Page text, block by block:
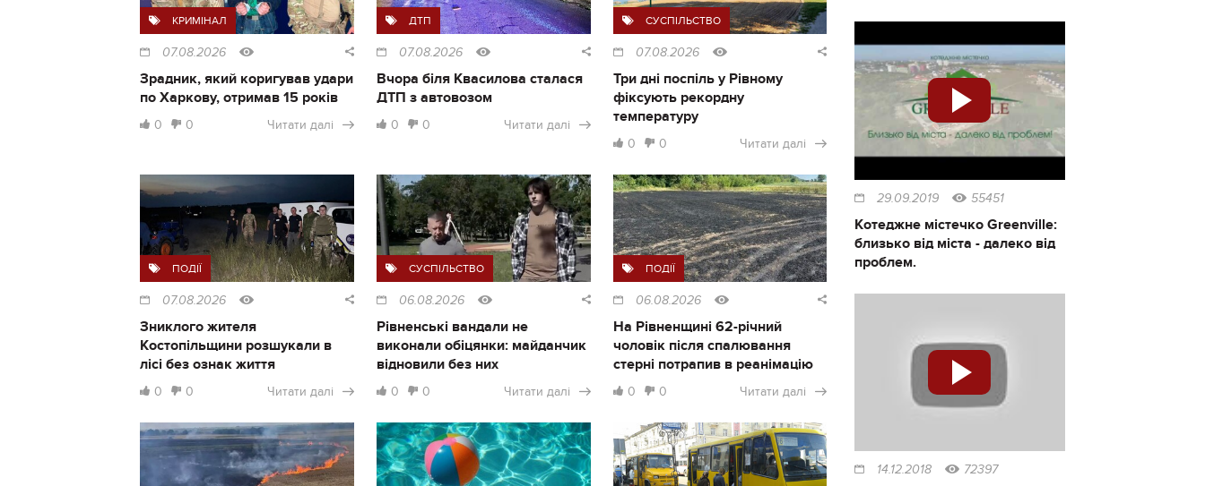
КРИМІНАЛ
07.08.2026
Зрадник, який коригував удари
по Харкову, отримав 15 років
0 0 Читати далі
ДТП
07.08.2026
Вчора біля Квасилова сталася
ДТП з автовозом
0 0 Читати далі
СУСПІЛЬСТВО
07.08.2026
Три дні поспіль у Рівному
фіксують рекордну
температуру
0 0 Читати далі
ПОДІЇ
07.08.2026
Зниклого жителя
Костопільщини розшукали в
лісі без ознак життя
0 0 Читати далі
СУСПІЛЬСТВО
06.08.2026
Рівненські вандали не
виконали обіцянки: майданчик
відновили без них
0 0 Читати далі
ПОДІЇ
06.08.2026
На Рівненщині 62-річний
чоловік після спалювання
стерні потрапив в реанімацію
0 0 Читати далі
29.09.2019 55451
Котеджне містечко Greenville:
близько від міста - далеко від
проблем.
14.12.2018 72397